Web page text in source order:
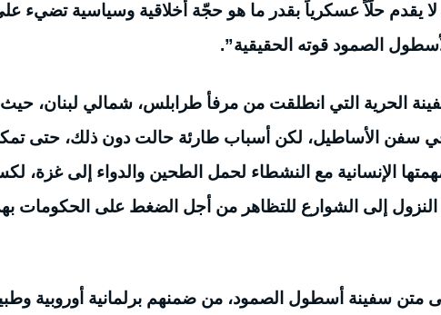
يقدم حلّاً عسكرياً بقدر ما هو حجّة أخلاقية وسياسية تضيء
الصمود قوته الحقيقية”.
عام 2009 في تنظيم سفينة الحرية التي انطلقت من مرفأ طرابلس، شمالي لبنان، حيث
سفن الأساطيل، لكن أسباب طارئة حالت دون ذلك، حتى
الإنسانية مع النشطاء لحمل الطحين والدواء إلى غزة،
إلى الشوارع للتظاهر من أجل الضغط على الحكومات
أنه كان معها 13 شخصاً على متن سفينة أسطول الصمود، من ضمنهم برلمانية أوروبية